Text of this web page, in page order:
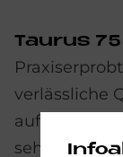
Tau­rus
verlässliche
auf
sehr gut